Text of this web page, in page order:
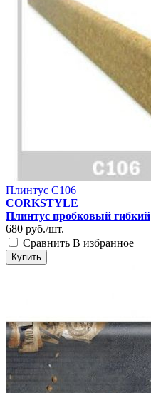
Плинтус C106
CORKSTYLE
Плинтус пробковый гибкий
680 руб./шт.
Сравнить В избранное
Купить